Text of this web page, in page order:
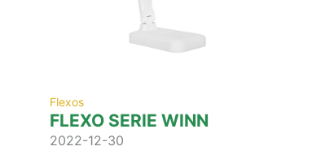
Flexos
FLEXO SERIE WINN
2022-12-30